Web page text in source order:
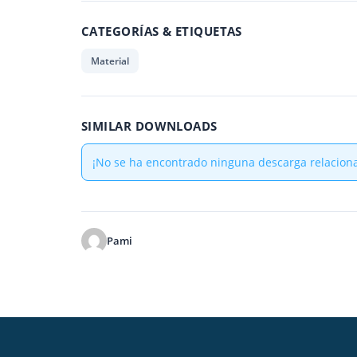
CATEGORÍAS & ETIQUETAS
Material
SIMILAR DOWNLOADS
¡No se ha encontrado ninguna descarga
Pami